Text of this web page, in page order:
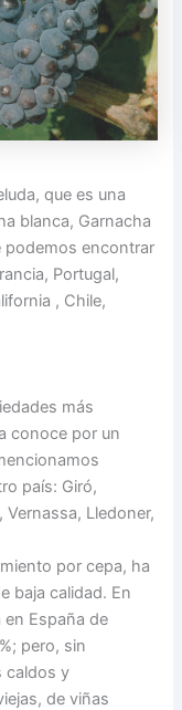
que es una
blanca, Garnacha
podemos encontrar
Portugal,
, Chile,
más
conoce por un
país: Giró,
Lledoner,
por cepa, ha
baja calidad. En
España de
pero, sin
caldos y
de viñas